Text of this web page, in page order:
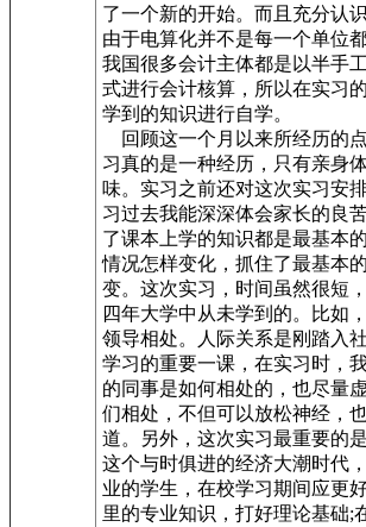
了一个新的开始。而且充分认
由于电算化并不是每一个单位
我国很多会计主体都是以半手
式进行会计核算，所以在实习
学到的知识进行自学。
回顾这一个月以来所经历的
习真的是一种经历，只有亲身
味。实习之前还对这次实习安
习过去我能深深体会家长的良
了课本上学的知识都是最基本
情况怎样变化，抓住了最基本
变。这次实习，时间虽然很短
四年大学中从未学到的。比如
领导相处。人际关系是刚踏入
学习的重要一课，在实习时，
的同事是如何相处的，也尽量
们相处，不但可以放松神经，
道。另外，这次实习最重要的
这个与时俱进的经济大潮时代
业的学生，在校学习期间应更
里的专业知识，打好理论基础;